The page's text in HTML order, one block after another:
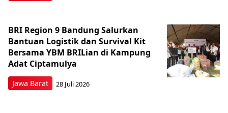
Jawa Barat
BRI Region 9 Bandung Salurkan
Bantuan Logistik dan Survival Kit
Bersama YBM BRILian di Kampung
Adat Ciptamulya
28 Juli 2026